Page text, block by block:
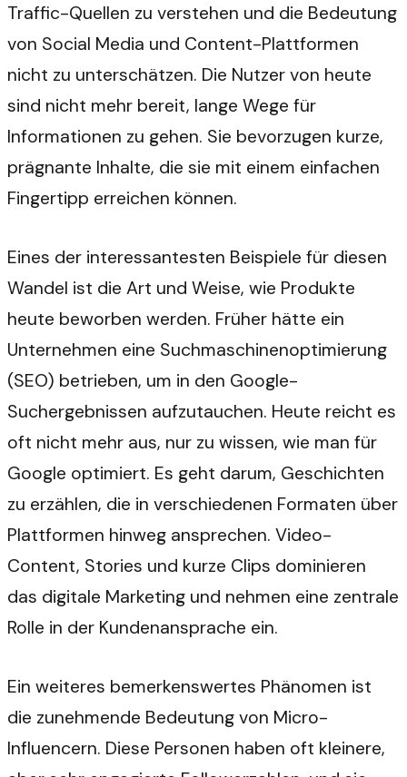
Traffic-Quellen zu verstehen und die Bedeutung
von Social Media und Content-Plattformen
nicht zu unterschätzen. Die Nutzer von heute
sind nicht mehr bereit, lange Wege für
Informationen zu gehen. Sie bevorzugen kurze,
prägnante Inhalte, die sie mit einem einfachen
Fingertipp erreichen können.
Eines der interessantesten Beispiele für diesen
Wandel ist die Art und Weise, wie Produkte
heute beworben werden. Früher hätte ein
Unternehmen eine Suchmaschinenoptimierung
(SEO) betrieben, um in den Google-
Suchergebnissen aufzutauchen. Heute reicht es
oft nicht mehr aus, nur zu wissen, wie man für
Google optimiert. Es geht darum, Geschichten
zu erzählen, die in verschiedenen Formaten über
Plattformen hinweg ansprechen. Video-
Content, Stories und kurze Clips dominieren
das digitale Marketing und nehmen eine zentrale
Rolle in der Kundenansprache ein.
Ein weiteres bemerkenswertes Phänomen ist
die zunehmende Bedeutung von Micro-
Influencern. Diese Personen haben oft kleinere,